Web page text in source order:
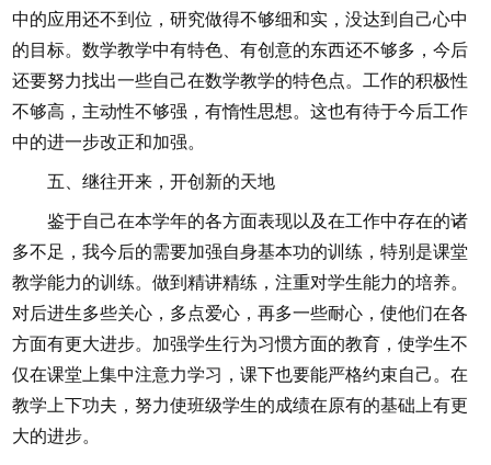
中的应用还不到位，研究做得不够细和实，没达到自己心中
的目标。数学教学中有特色、有创意的东西还不够多，今后
还要努力找出一些自己在数学教学的特色点。工作的积极性
不够高，主动性不够强，有惰性思想。这也有待于今后工作
中的进一步改正和加强。
五、继往开来，开创新的天地
鉴于自己在本学年的各方面表现以及在工作中存在的诸
多不足，我今后的需要加强自身基本功的训练，特别是课堂
教学能力的训练。做到精讲精练，注重对学生能力的培养。
对后进生多些关心，多点爱心，再多一些耐心，使他们在各
方面有更大进步。加强学生行为习惯方面的教育，使学生不
仅在课堂上集中注意力学习，课下也要能严格约束自己。在
教学上下功夫，努力使班级学生的成绩在原有的基础上有更
大的进步。